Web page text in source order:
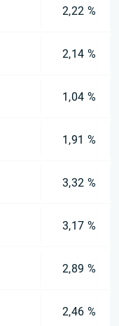
2,22 %
2,14 %
1,04 %
1,91 %
3,32 %
3,17 %
2,89 %
2,46 %